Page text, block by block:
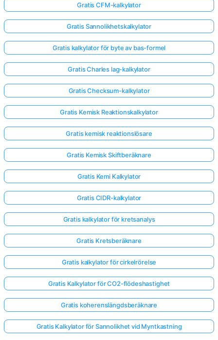
Gratis CFM-kalkylator
Gratis Sannolikhetskalkylator
Gratis kalkylator för byte av bas-formel
Gratis Charles lag-kalkylator
Gratis Checksum-kalkylator
Gratis Kemisk Reaktionskalkylator
Gratis kemisk reaktionslösare
Gratis Kemisk Skiftberäknare
Gratis Kemi Kalkylator
Gratis CIDR-kalkylator
Gratis kalkylator för kretsanalys
Gratis Kretsberäknare
Gratis kalkylator för cirkelrörelse
Gratis Kalkylator för CO2-flödeshastighet
Gratis koherenslängdsberäknare
Gratis Kalkylator för Sannolikhet vid Myntkastning